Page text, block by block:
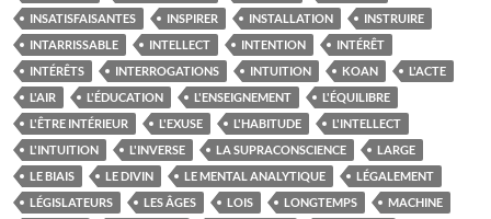
INSATISFAISANTES
INSPIRER INSTALLATION
INSTRUIRE
INTARRISSABLE
INTELLECT INTENTION
INTÉRÊT
INTÉRÊTS
INTERROGATIONS INTUITION KOAN
L'ACTE
L'AIR
L'ÉDUCATION L'ENSEIGNEMENT
L'ÉQUILIBRE
L'ÊTRE INTÉRIEUR
L'EXUSE L'HABITUDE
L'INTELLECT
L'INTUITION
L'INVERSE LA SUPRACONSCIENCE
LARGE
LE BIAIS
LE DIVIN LE MENTAL ANALYTIQUE
LÉGALEMENT
LÉGISLATEURS
LES ÂGES LOIS LONGTEMPS
MACHINE